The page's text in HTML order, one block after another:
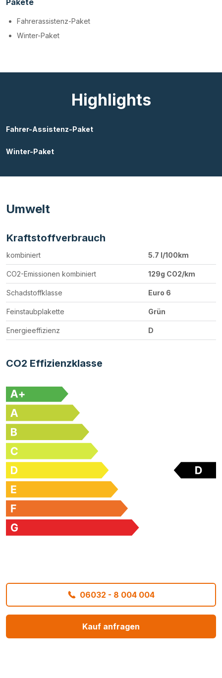
Pakete
Fahrerassistenz-Paket
Winter-Paket
Highlights
Fahrer-Assistenz-Paket
Winter-Paket
Umwelt
Kraftstoffverbrauch
kombiniert 5.7 l/100km
CO2-Emissionen kombiniert 129g CO2/km
Schadstoffklasse Euro 6
Feinstaubplakette Grün
Energieeffizienz D
CO2 Effizienzklasse
06032 - 8 004 004
Kauf anfragen